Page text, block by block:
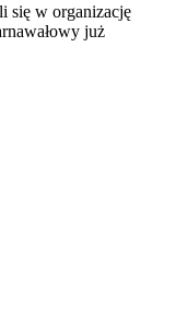
się w organizację
już